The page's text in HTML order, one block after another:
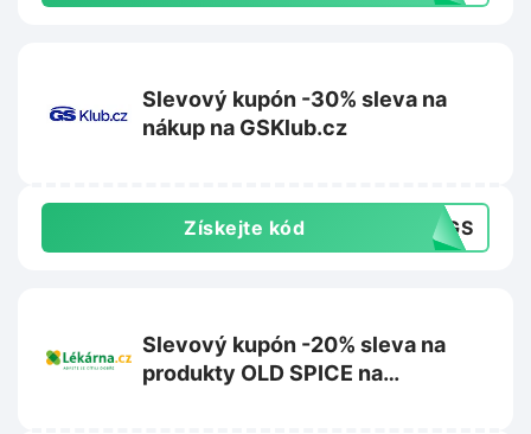
Slevový kupón -30% sleva na
nákup na GSKlub.cz
Získejte kód 30GS
Slevový kupón -20% sleva na
produkty OLD SPICE na